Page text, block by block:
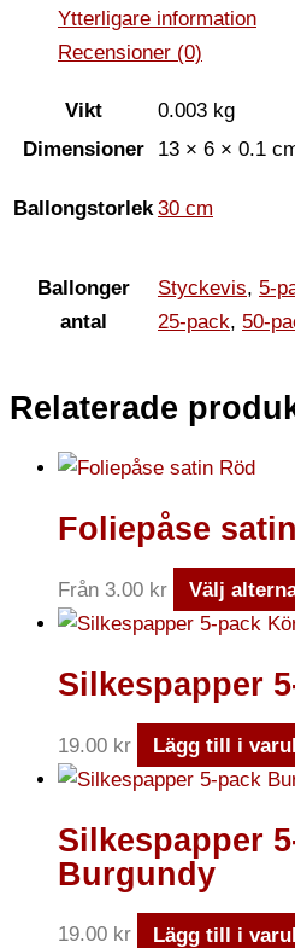
Ytterligare information
Recensioner (0)
Vikt
0.003 kg
Dimensioner
13 × 6 × 0.1
Ballongstorlek 30 cm
Ballonger
antal
Styckevis, 5-
25-pack, 50-
Relaterade
Foliepåse
Från 3.00 kr Välj
Silkespapper
19.00 kr Lägg till i
Silkespapper
Burgundy
19.00 kr Lägg till i